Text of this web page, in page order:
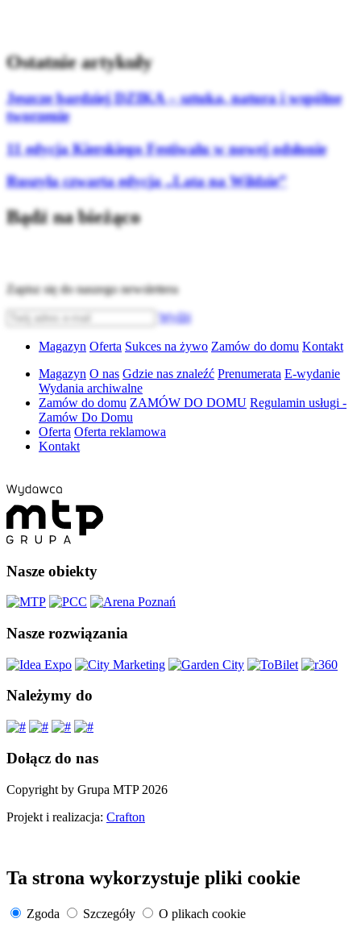
Ostatnie artykuły
Jeszcze bardziej DZIKA – sztuka, natura i wspólne
tworzenie
11 edycja Kierskiego Festiwalu w nowej odsłonie
Ruszyła czwarta edycja „Lata na Wildzie”
Bądź na bieżąco
Zapisz się do naszego newslettera
Wyślij
Magazyn Oferta Sukces na żywo Zamów do domu Kontakt
Magazyn O nas Gdzie nas znaleźć Prenumerata E-wydanie
Wydania archiwalne
Zamów do domu ZAMÓW DO DOMU Regulamin usługi -
Zamów Do Domu
Oferta Oferta reklamowa
Kontakt
Nasze obiekty
Nasze rozwiązania
Należymy do
Dołącz do nas
Copyright by Grupa MTP 2026
Projekt i realizacja: Crafton
Ta strona wykorzystuje pliki cookie
Zgoda Szczegóły
O plikach cookie